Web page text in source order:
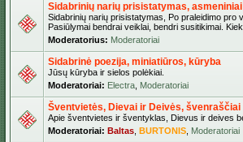
Sidabrinių narių prisistatymas,
Sidabrinių narių prisistatymas, Po praleidimo pro
Pasiūlymai bendrai veiklai, bendri susitikimai.
Moderatorius: Moderatoriai
Sidabrinė poezija, miniatiūros, kūryba
Jūsų kūryba ir sielos polėkiai.
Moderatoriai: Electra Moderatoriai
Šventvietės, Dievai ir Deivės, švenraščiai
Apie šventvietes ir šventyklas, Dievus ir deives
Moderatoriai: Baltas BURTONIS Moderatoriai